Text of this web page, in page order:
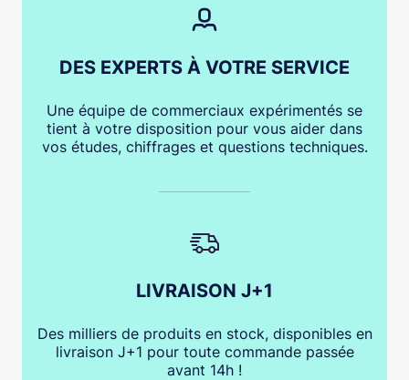
DES EXPERTS À VOTRE SERVICE
Une équipe de commerciaux expérimentés se
tient à votre disposition pour vous aider dans
vos études, chiffrages et questions techniques.
LIVRAISON J+1
Des milliers de produits en stock, disponibles en
livraison J+1 pour toute commande passée
avant 14h !